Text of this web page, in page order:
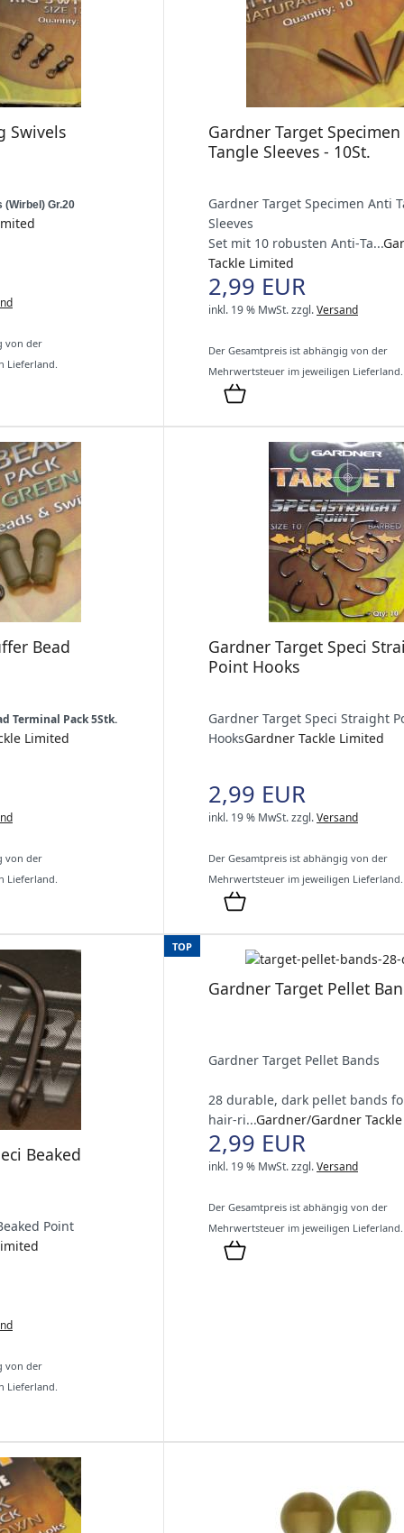
Swivels
(Wirbel) Gr.20
von der
Lieferland.
Gardner Target
Tangle Sleeves - 10St.
Gardner Target Specimen Anti
Sleeves
Set mit 10 robusten Anti‑Ta...
Tackle Limited
2,99 EUR
inkl. 19 % MwSt.zzgl.Versand
Der Gesamtpreis ist abhängig von der
Mehrwertsteuer im jeweiligen Lieferland.
Bead
Terminal Pack 5Stk.
Limited
von der
Lieferland.
Gardner Target Speci
Point Hooks
Gardner Target Speci Straight
HooksGardner Tackle Limited
2,99 EUR
inkl. 19 % MwSt.zzgl.Versand
Der Gesamtpreis ist abhängig von der
Mehrwertsteuer im jeweiligen Lieferland.
Beaked
Point
von der
Lieferland.
TOP
Gardner Target Pellet
Gardner Target Pellet Bands
28 durable, dark pellet bands
hair‑ri...Gardner/Gardner
2,99 EUR
inkl. 19 % MwSt.zzgl.Versand
Der Gesamtpreis ist abhängig von der
Mehrwertsteuer im jeweiligen Lieferland.